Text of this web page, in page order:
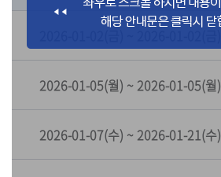
2026-01-05(월) ~ 2026-01-05(월)
2026-01-07(수) ~ 2026-01-21(수)